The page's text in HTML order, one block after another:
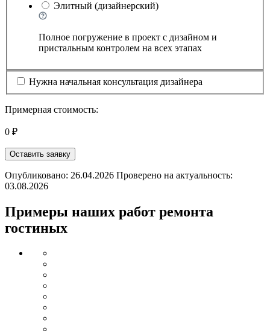
Элитный (дизайнерский)
Полное погружение в проект с дизайном и
пристальным контролем на всех этапах
Нужна начальная консультация дизайнера
Примерная стоимость:
0 ₽
Оставить заявку
Опубликовано: 26.04.2026 Проверено на актуальность:
03.08.2026
Примеры наших работ ремонта
гостиных